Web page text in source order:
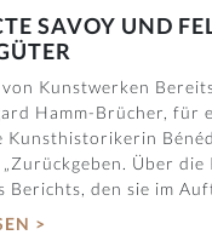
SAVOY UND
Kunstwerken
Hamm-Brücher, für
Kunsthistorikerin
„Zurückgeben. Über
Berichts, den sie im
>